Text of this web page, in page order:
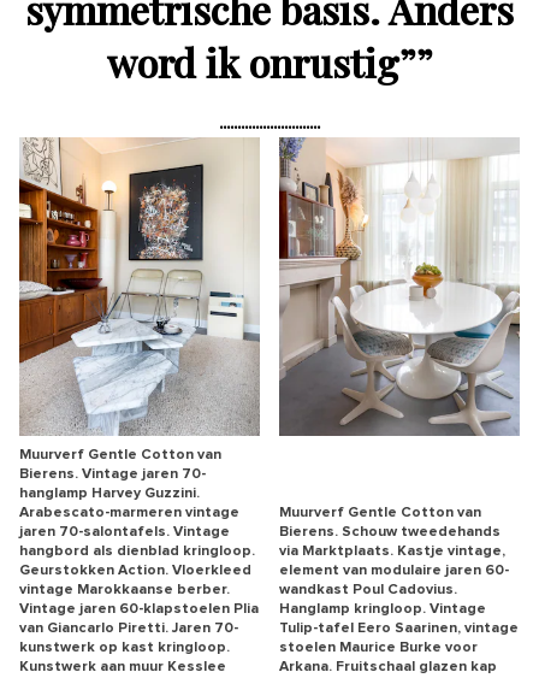
word ik onrustig””
Muurverf Gentle Cotton van
Bierens. Vintage jaren 70-
hanglamp Harvey Guzzini.
Arabescato-marmeren vintage
jaren 70-salontafels. Vintage
hangbord als dienblad kringloop.
Geurstokken Action. Vloerkleed
vintage Marokkaanse berber.
Vintage jaren 60-klapstoelen Plia
van Giancarlo Piretti. Jaren 70-
kunstwerk op kast kringloop.
Kunstwerk aan muur Kesslee
Muurverf Gentle Cotton van
Bierens. Schouw tweedehands
via Marktplaats. Kastje vintage,
element van modulaire jaren 60-
wandkast Poul Cadovius.
Hanglamp kringloop. Vintage
Tulip-tafel Eero Saarinen, vintage
stoelen Maurice Burke voor
Arkana. Fruitschaal glazen kap